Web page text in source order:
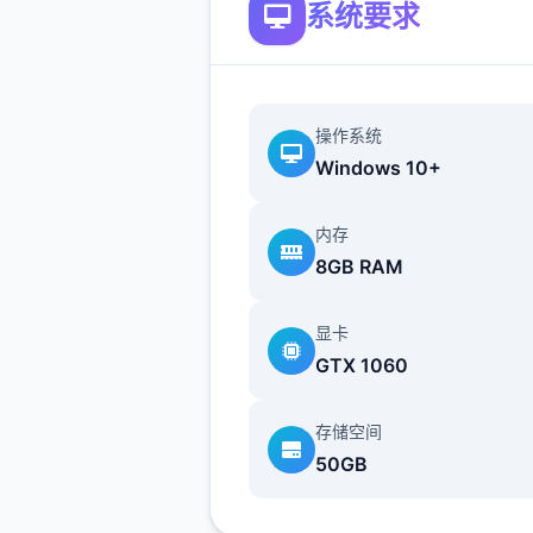
(4)修復鼠标操控人物移动若干
会出现人物闪烁的bug。
(5)完善UI，点击商店视窗界部
退出商店。
展的bug。
系统要求
操作系统
Windows 10+
内存
8GB RAM
显卡
GTX 1060
存储空间
50GB